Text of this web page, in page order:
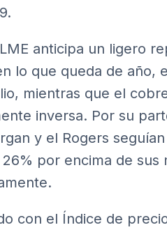
anticipa un ligero
lo que queda de año,
mientras que el
inversa. Por su
y el Rogers
por encima de sus
con el Índice de